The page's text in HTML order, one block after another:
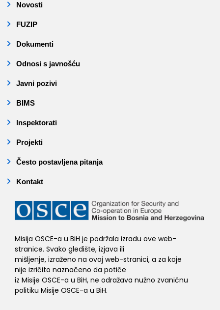
Novosti
FUZIP
Dokumenti
Odnosi s javnošću
Javni pozivi
BIMS
Inspektorati
Projekti
Često postavljena pitanja
Kontakt
Misija OSCE-a u BiH je podržala izradu ove web-
stranice. Svako gledište, izjava ili
mišljenje, izraženo na ovoj web-stranici, a za koje
nije izričito naznačeno da potiče
iz Misije OSCE-a u BiH, ne odražava nužno zvaničnu
politiku Misije OSCE-a u BiH.